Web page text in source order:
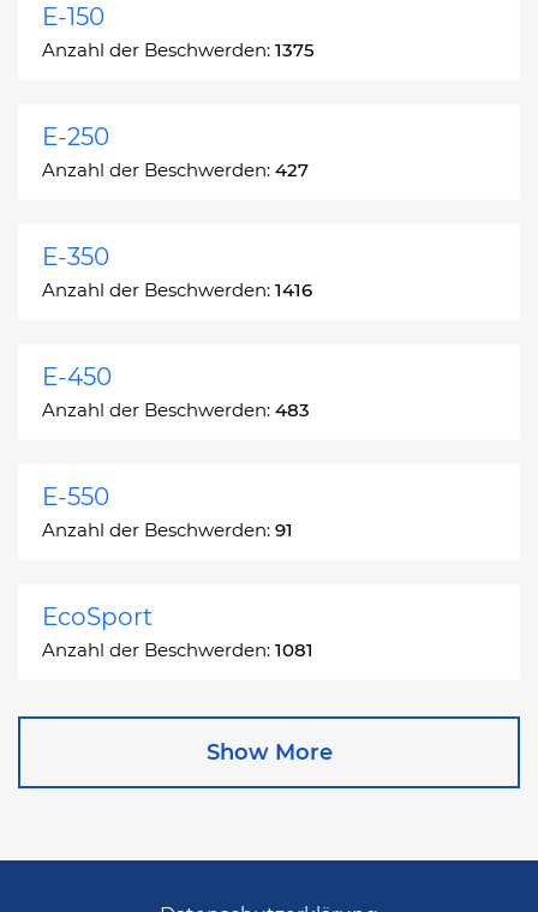
E-150
Anzahl der Beschwerden: 1375
E-250
Anzahl der Beschwerden: 427
E-350
Anzahl der Beschwerden: 1416
E-450
Anzahl der Beschwerden: 483
E-550
Anzahl der Beschwerden: 91
EcoSport
Anzahl der Beschwerden: 1081
Escape
Show More